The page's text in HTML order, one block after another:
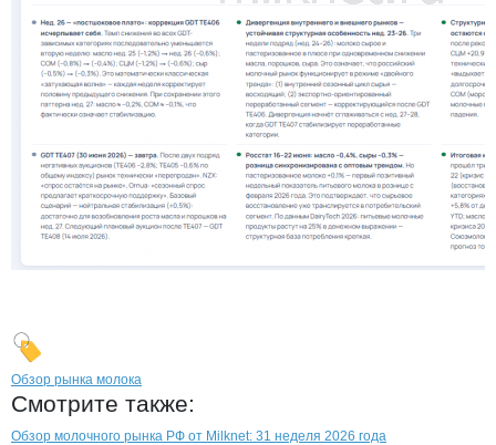
Обзор рынка молока
Смотрите также:
Обзор молочного рынка РФ от Milknet: 31 неделя 2026 года